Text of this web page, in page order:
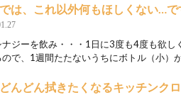
は、これ以外何もほしくない…で
ナジーを飲み・・・1日に3度も4度も欲
で、1週間たたないうちにボトル（小）
んどん拭きたくなるキッチンク